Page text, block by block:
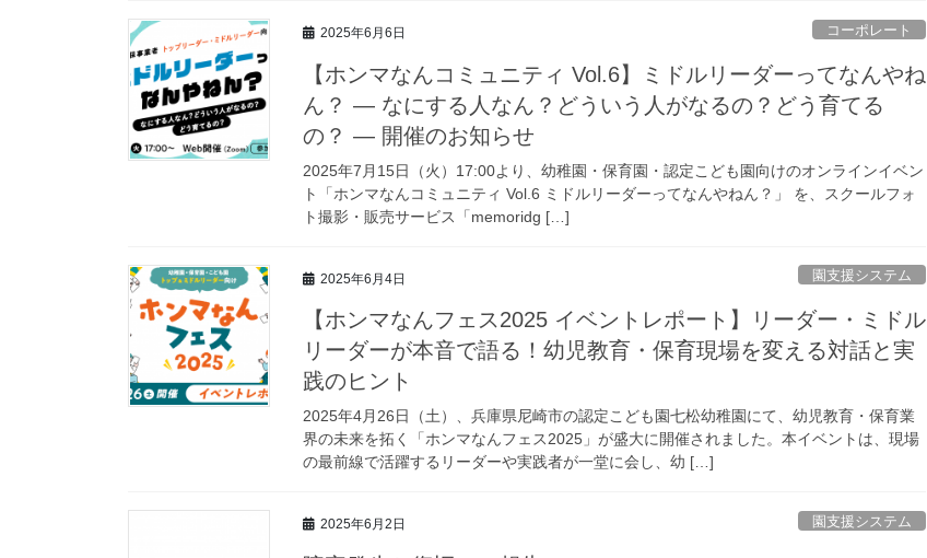
2025年6月6日 コーポレート
【ホンマなんコミュニティ Vol.6】ミドルリーダーってなんやね
ん？ ― なにする人なん？どういう人がなるの？どう育てる
の？ ― 開催のお知らせ
2025年7月15日（火）17:00より、幼稚園・保育園・認定こども園向けのオンラインイベン
ト「ホンマなんコミュニティ Vol.6 ミドルリーダーってなんやねん？」 を、スクールフォ
ト撮影・販売サービス「memoridg […]
2025年6月4日 園支援システム
【ホンマなんフェス2025 イベントレポート】リーダー・ミドル
リーダーが本音で語る！幼児教育・保育現場を変える対話と実
践のヒント
2025年4月26日（土）、兵庫県尼崎市の認定こども園七松幼稚園にて、幼児教育・保育業
界の未来を拓く「ホンマなんフェス2025」が盛大に開催されました。本イベントは、現場
の最前線で活躍するリーダーや実践者が一堂に会し、幼 […]
2025年6月2日 園支援システム